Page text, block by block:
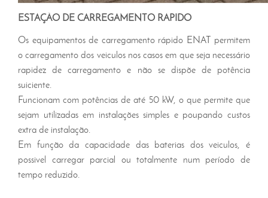
ESTAÇÃO DE CARREGAMENTO RÁPIDO
Os equipamentos de carregamento rápido ENAT permitem
o carregamento dos veiculos nos casos em que seja necessário
rapidez de carregamento e não se dispõe de potência
suiciente.
Funcionam com potências de até 50 kW, o que permite que
sejam utilizadas em instalações simples e poupando custos
extra de instalação.
Em função da capacidade das baterias dos veiculos, é
possivel carregar parcial ou totalmente num período de
tempo reduzido.